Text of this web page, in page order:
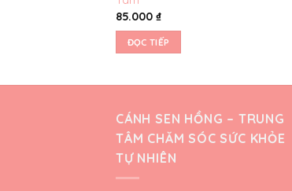
85.000 ₫
ĐỌC TIẾP
CÁNH SEN HỒNG – TRUNG
TÂM CHĂM SÓC SỨC KHỎE
TỰ NHIÊN